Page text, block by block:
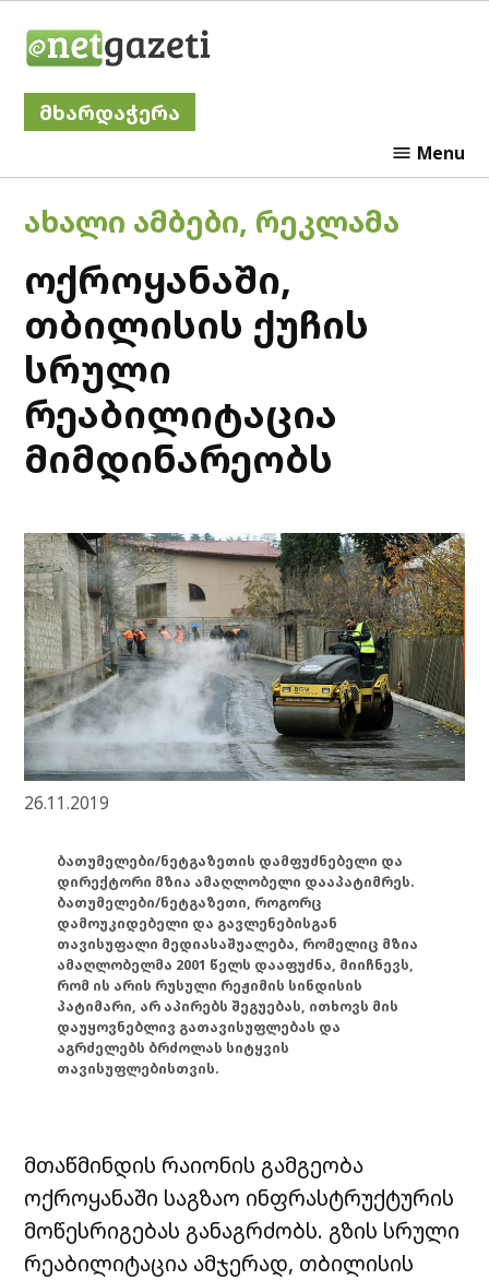
მხარდაჭერა
Menu
POSTED
ᲐᲮᲐᲚᲘ ᲐᲛᲑᲔᲑᲘ, ᲠᲔᲙᲚᲐᲛᲐ
ოქროყანაში,
თბილისის ქუჩის
სრული
რეაბილიტაცია
მიმდინარეობს
26.11.2019
ბათუმელები/ნეტგაზეთის დამფუძნებელი და
დირექტორი მზია ამაღლობელი დააპატიმრეს.
ბათუმელები/ნეტგაზეთი, როგორც
დამოუკიდებელი და გავლენებისგან
თავისუფალი მედიასაშუალება, რომელიც მზია
ამაღლობელმა 2001 წელს დააფუძნა, მიიჩნევს,
რომ ის არის რუსული რეჟიმის სინდისის
პატიმარი, არ აპირებს შეგუებას, ითხოვს მის
დაუყოვნებლივ გათავისუფლებას და
აგრძელებს ბრძოლას სიტყვის
თავისუფლებისთვის.
მთაწმინდის რაიონის გამგეობა
ოქროყანაში საგზაო ინფრასტრუქტურის
მოწესრიგებას განაგრძობს. გზის სრული
რეაბილიტაცია ამჯერად, თბილისის